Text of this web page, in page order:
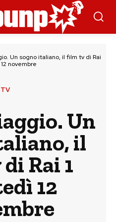
Un sogno italiano, il film tv di Rai
novembre
TV
Un
il
Rai 1
12